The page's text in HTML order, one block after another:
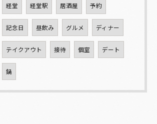
経堂 経堂駅 居酒屋 予約
記念日 昼飲み グルメ ディナー
テイクアウト 接待 個室 デート
鍋